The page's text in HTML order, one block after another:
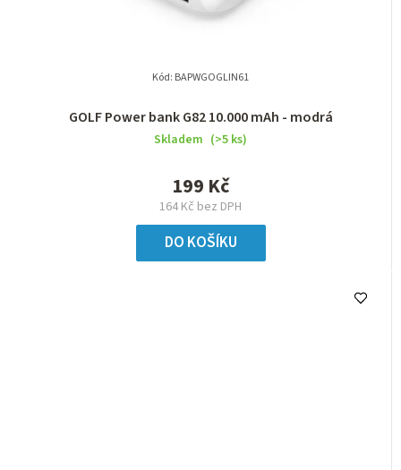
GOLF Power bank G82 10.000 mAh - modrá
Skladem (>5 ks)
164 Kč bez DPH
199 Kč
DO KOŠÍKU
Kód: BAPWGOGLIN61